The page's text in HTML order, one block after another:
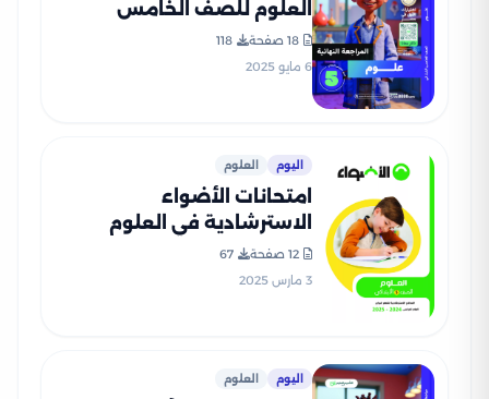
العلوم للصف الخامس
PDF بالاجابات
18 صفحة
118
6 مايو 2025
اليوم العلوم
امتحانات الأضواء
الاسترشادية في العلوم
لخامسة ابتدائي على مقرر
شهر فبراير 2025 بصيغة PDF
12 صفحة
67
3 مارس 2025
اليوم العلوم